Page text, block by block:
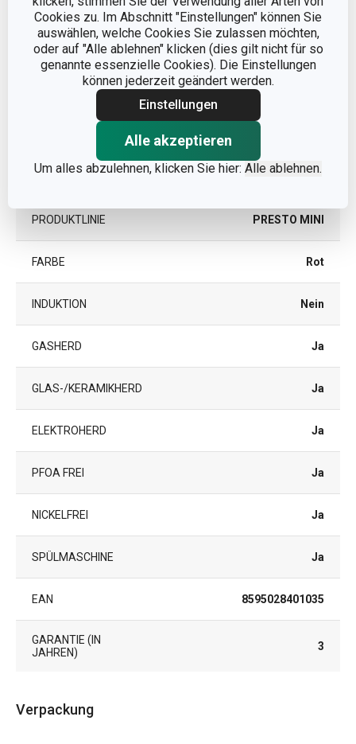
Cookies zu. Im Abschnitt "Einstellungen" können Sie
auswählen, welche Cookies Sie zulassen möchten,
oder auf "Alle ablehnen" klicken (dies gilt nicht für so
genannte essenzielle Cookies). Die Einstellungen
können jederzeit geändert werden.
Einstellungen
Alle akzeptieren
Um alles abzulehnen, klicken Sie hier: Alle ablehnen.
FÜR DEN OFEN
GEEIGNET
Nein
KATEGORIE Bratpfannen
Aluminiumlegierung,
Antihaftbeschichtung
PRODUKTART Bratpfanne
PRODUKTLINIE PRESTO MINI
FARBE Rot
INDUKTION Nein
GASHERD Ja
GLAS-/KERAMIKHERD Ja
ELEKTROHERD Ja
PFOA FREI Ja
NICKELFREI Ja
SPÜLMASCHINE Ja
EAN 8595028401035
GARANTIE (IN
JAHREN)
3
Verpackung